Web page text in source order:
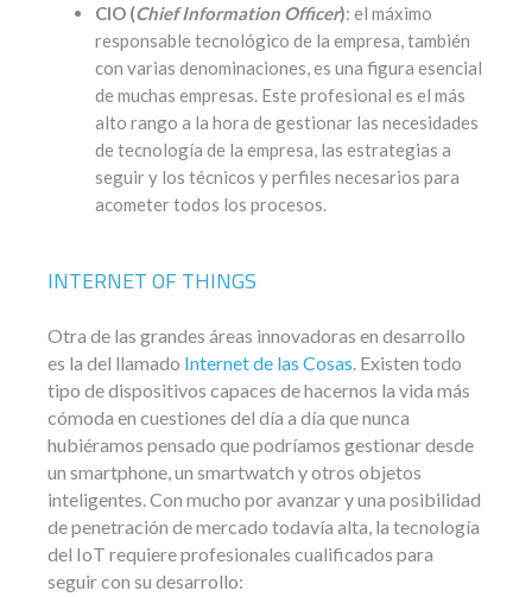
CIO (Chief Information Officer): el máximo
responsable tecnológico de la empresa, también
con varias denominaciones, es una figura esencial
de muchas empresas. Este profesional es el más
alto rango a la hora de gestionar las necesidades
de tecnología de la empresa, las estrategias a
seguir y los técnicos y perfiles necesarios para
acometer todos los procesos.
INTERNET OF THINGS
Otra de las grandes áreas innovadoras en desarrollo
es la del llamado Internet de las Cosas . Existen todo
tipo de dispositivos capaces de hacernos la vida más
cómoda en cuestiones del día a día que nunca
hubiéramos pensado que podríamos gestionar desde
un smartphone, un smartwatch y otros objetos
inteligentes. Con mucho por avanzar y una posibilidad
de penetración de mercado todavía alta, la tecnología
del IoT requiere profesionales cualificados para
seguir con su desarrollo: